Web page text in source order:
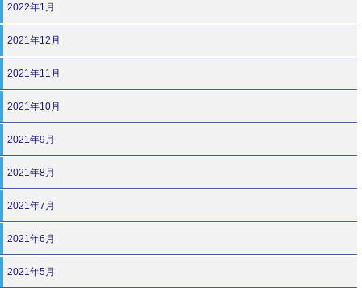
2022年1月
2021年12月
2021年11月
2021年10月
2021年9月
2021年8月
2021年7月
2021年6月
2021年5月